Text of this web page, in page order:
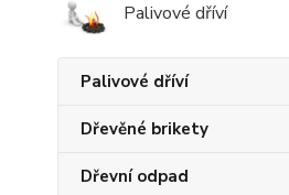
Palivové dříví
Palivové dříví
Dřevěné brikety
Dřevní odpad